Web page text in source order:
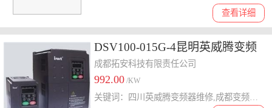
查看详细
DSV100-015G-4昆明英威腾变频
器代理CHV100-1R5G-4 GD20-
0R4G-S2 CHF100A-004G-4
GD10-1R5G-4-B GD270-015-4
成都拓安科技有限责任公司
992.00 /KW